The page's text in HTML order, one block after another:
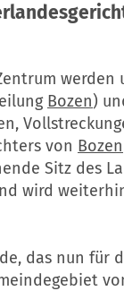
Bozen)
von Bozen
Sitz des
wird
das nun für